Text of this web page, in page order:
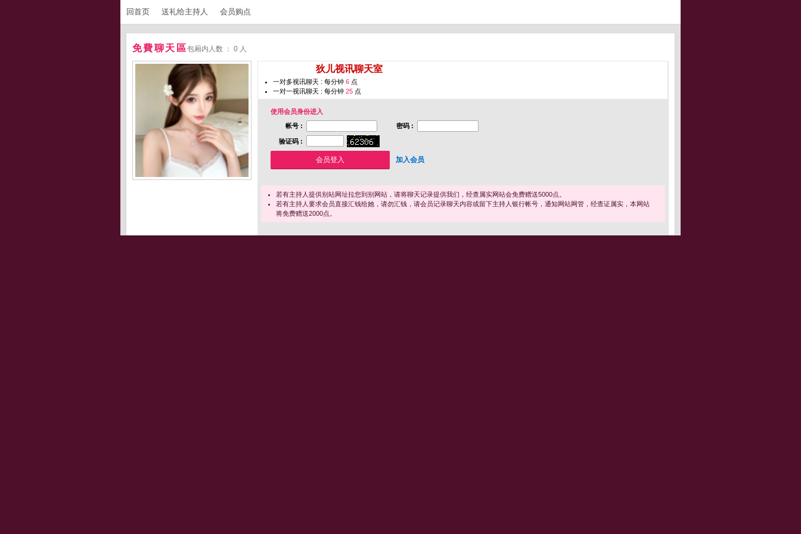
回首页 送礼给主持人 会员购点
免費聊天區包厢内人数 ： 0 人
狄儿视讯聊天室
一对多视讯聊天 : 每分钟 6 点
一对一视讯聊天 : 每分钟 25 点
使用会员身份进入
帐号 :
密码 :
验证码 :
加入会员
若有主持人提供别站网址拉您到别网站，请将聊天记录提供我们，经查属实网站会免费赠送5000点。
若有主持人要求会员直接汇钱给她，请勿汇钱，请会员记录聊天内容或留下主持人银行帐号，通知网站网管，经查证属实，本网站
将免费赠送2000点。